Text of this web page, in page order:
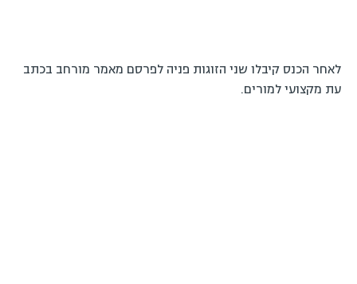
לאחר הכנס קיבלו שני הזוגות פניה לפרסם מאמר מורחב בכתב
עת מקצועי למורים.